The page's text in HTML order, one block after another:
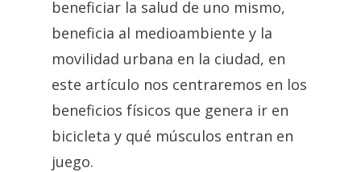
beneficiar la salud de uno mismo,
beneficia al medioambiente y la
movilidad urbana en la ciudad, en
este artículo nos centraremos en los
beneficios físicos que genera ir en
bicicleta y qué músculos entran en
juego.